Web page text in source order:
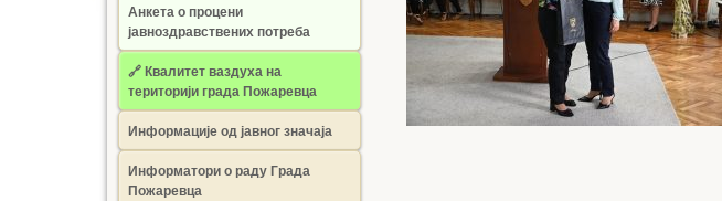
Анкета о процени
јавноздравствених потреба
🔗 Квалитет ваздуха на
територији града Пожаревца
Информације од јавног значаја
Информатори о раду Града
Пожаревца